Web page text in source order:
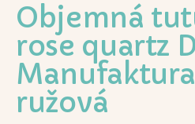
Objemná
rose quartz
ružová